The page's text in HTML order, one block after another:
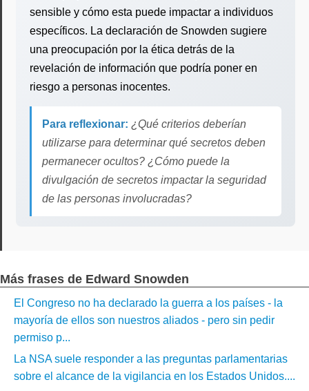
sensible y cómo esta puede impactar a individuos
específicos. La declaración de Snowden sugiere
una preocupación por la ética detrás de la
revelación de información que podría poner en
riesgo a personas inocentes.
Para reflexionar: ¿Qué criterios deberían
utilizarse para determinar qué secretos deben
permanecer ocultos? ¿Cómo puede la
divulgación de secretos impactar la seguridad
de las personas involucradas?
Más frases de Edward Snowden
El Congreso no ha declarado la guerra a los países - la
mayoría de ellos son nuestros aliados - pero sin pedir
permiso p...
La NSA suele responder a las preguntas parlamentarias
sobre el alcance de la vigilancia en los Estados Unidos....